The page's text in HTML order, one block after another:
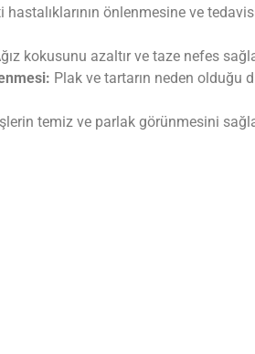
hastalıklarının önlenmesine ve
kokusunu azaltır ve taze nefes
Plak ve tartarın neden olduğu
temiz ve parlak görünmesini